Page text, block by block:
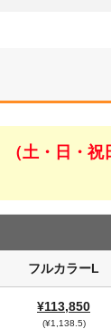
土・日・祝
フルカラーL
¥113,850
(¥1,138.5)